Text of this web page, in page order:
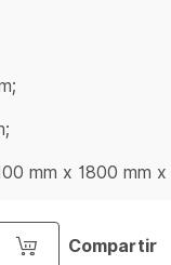
mm x 1800 mm
Compartir